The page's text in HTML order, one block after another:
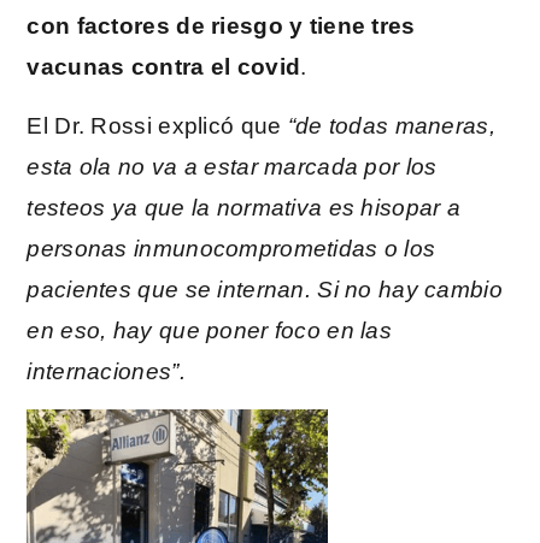
con factores de riesgo y tiene tres
vacunas contra el covid .
El Dr. Rossi explicó que “de todas maneras,
esta ola no va a estar marcada por los
testeos ya que la normativa es hisopar a
personas inmunocomprometidas o los
pacientes que se internan. Si no hay cambio
en eso, hay que poner foco en las
internaciones”.